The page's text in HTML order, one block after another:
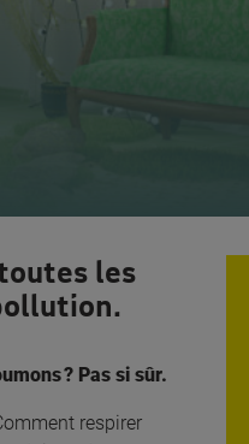
les
? Pas si sûr.
respirer